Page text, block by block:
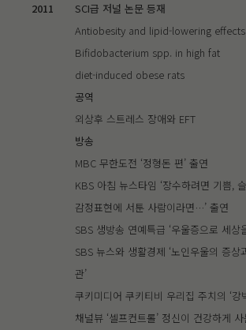
2011
SCI급 저널 논문 등재
Antiobesity and lipid-lowering
Bifidobacterium spp. in high fat
diet-induced obese rats
공역
외상후 스트레스 장애와 EFT
방송
MBC 무한도전 ‘정형돈 편’ 출연
KBS 아침 뉴스타임 ‘장수하려면 기쁨,
감정표현에 서툰 사람이라면…’ 출연
SBS 생방송 연예특급 ‘우울증으로 세상
SBS 뉴스와 생활경제 ‘노인우울의 증
관’
쿠키미디어 쿠키티비 우리집 주치의 ‘강
채널뷰 ‘셀프컨트롤’ 정신이 건강하게 사